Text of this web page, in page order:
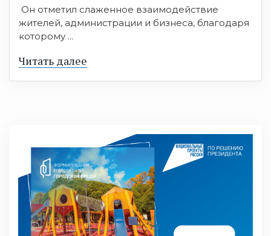
Он отметил слаженное взаимодействие
жителей, администрации и бизнеса, благодаря
которому ...
Читать далее